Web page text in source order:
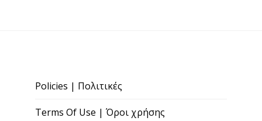
Policies | Πολιτικές
Terms Of Use | Όροι χρήσης